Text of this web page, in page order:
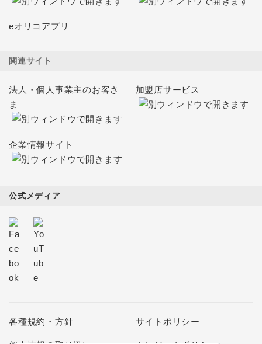
eオリコアプリ
関連サイト
法人・個人事業主のお客さ
ま
加盟店サービス
企業情報サイト
公式メディア
各種規約・方針 サイトポリシー